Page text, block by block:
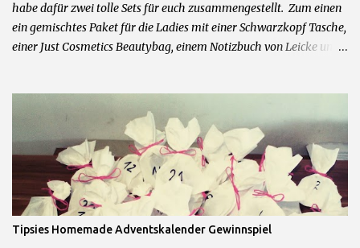
habe dafür zwei tolle Sets für euch zusammengestellt. Zum einen
ein gemischtes Paket für die Ladies mit einer Schwarzkopf Tasche,
einer Just Cosmetics Beautybag, einem Notizbuch von Leicke und
2 Gewinner Was ihr dafür tun müsst um zu gewinnen: 1.)
Kommentiere diesen Post mit dem Wunschpaket was du gerne
gewinnen möchtest 2.) Hinterlasse mir im Kommentarfeld eine
Kontaktmöglichkeit Das wars schon! Teilnahme beginnt jetzt und
endet am 09.04.2016 um 23.59Uhr. Teilnahme nur mit deutscher
Postadresse möglich. Gewinner werden über die angegebene
Kontaktmöglichkeit angeschrieben. Kein Rechtsweg und keine
Tipsies Homemade Adventskalender Gewinnspiel